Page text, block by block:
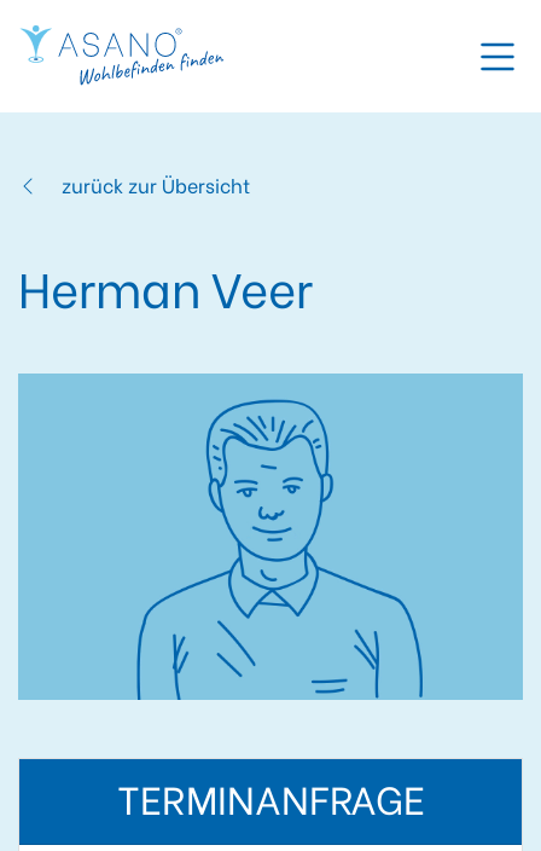
zurück zur Übersicht
Herman Veer
TERMINANFRAGE